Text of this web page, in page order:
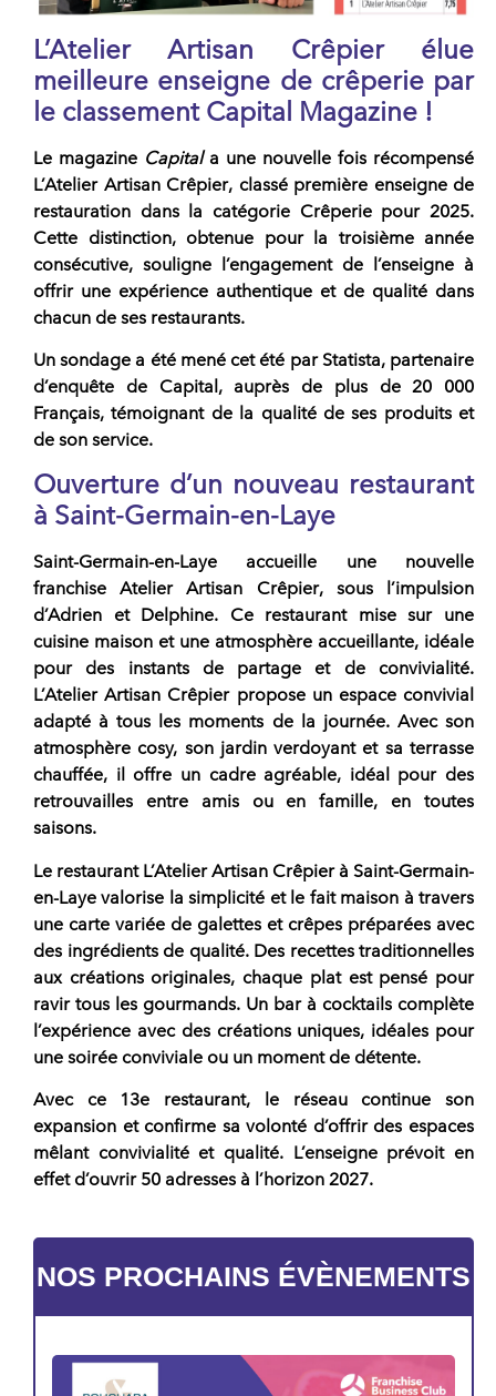
L’Atelier Artisan Crêpier élue
meilleure enseigne de crêperie par
le classement Capital Magazine !
Le magazine Capitala une nouvelle fois récompensé
L’Atelier Artisan Crêpier, classé première enseigne de
restauration dans la catégorie Crêperie pour 2025.
Cette distinction, obtenue pour la troisième année
consécutive, souligne l’engagement de l’enseigne à
offrir une expérience authentique et de qualité dans
chacun de ses restaurants.
Un sondage a été mené cet été par Statista, partenaire
d’enquête de Capital, auprès de plus de 20 000
Français, témoignant de la qualité de ses produits et
de son service.
Ouverture d’un nouveau restaurant
à Saint-Germain-en-Laye
Saint-Germain-en-Laye accueille une nouvelle
franchise Atelier Artisan Crêpier, sous l’impulsion
d’Adrien et Delphine. Ce restaurant mise sur une
cuisine maison et une atmosphère accueillante, idéale
pour des instants de partage et de convivialité.
L’Atelier Artisan Crêpierpropose un espace convivial
adapté à tous les moments de la journée. Avec son
atmosphère cosy, son jardin verdoyant et sa terrasse
chauffée, il offre un cadre agréable, idéal pour des
retrouvailles entre amis ou en famille, en toutes
saisons.
Le restaurant L’Atelier Artisan Crêpier à Saint-Germain-
en-Laye valorise la simplicité et le fait maison à travers
une carte variée de galettes et crêpes préparées avec
des ingrédients de qualité. Des recettes traditionnelles
aux créations originales, chaque plat est pensé pour
ravir tous les gourmands. Un bar à cocktails complète
l’expérience avec des créations uniques, idéales pour
une soirée conviviale ou un moment de détente.
Avec ce 13e restaurant, le réseau continue son
expansion et confirme sa volonté d’offrir des espaces
mêlant convivialité et qualité. L’enseigne prévoit en
effet d’ouvrir 50 adresses à l’horizon 2027.
NOS PROCHAINS ÉVÈNEMENTS